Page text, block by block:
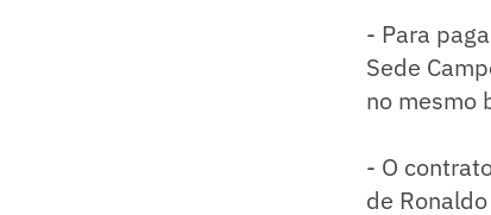
- Para
Sede
no mesmo
- O
de